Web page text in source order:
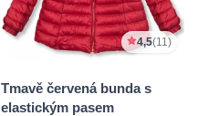
4,5(11)
Tmavě červená bunda s
elastickým pasem